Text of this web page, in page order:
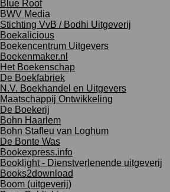
Blue Roof
BWV Media
Stichting VvB / Bodhi Uitgeverij
Boekalicious
Boekencentrum Uitgevers
Boekenmaker.nl
Het Boekenschap
De Boekfabriek
N.V. Boekhandel en Uitgevers
Maatschappij Ontwikkeling
De Boekerij
Bohn Haarlem
Bohn Stafleu van Loghum
De Bonte Was
Bookexpress.info
Booklight - Dienstverlenende uitgeverij
Books2download
Boom (uitgeverij)